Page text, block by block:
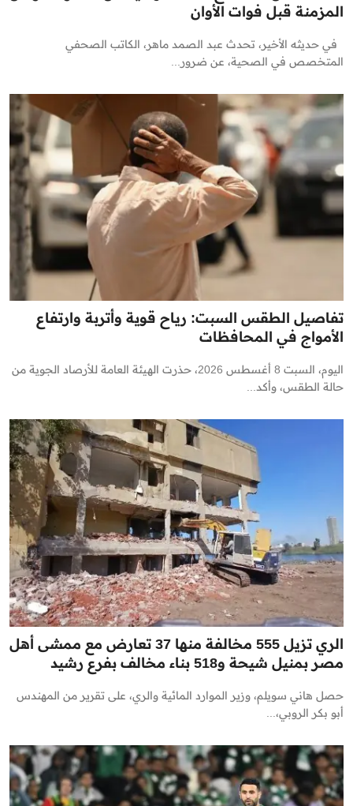
المزمنة قبل فوات الأوان
في حديثه الأخير، تحدث عبد الصمد ماهر، الكاتب الصحفي
المتخصص في الصحية، عن ضرور...
تفاصيل الطقس السبت: رياح قوية وأتربة وارتفاع
الأمواج في المحافظات
اليوم، السبت 8 أغسطس 2026، حذرت الهيئة العامة للأرصاد الجوية من
حالة الطقس، وأكد...
الري تزيل 555 مخالفة منها 37 تعارض مع ممشى أهل
مصر بمنيل شيحة و518 بناء مخالف بفرع رشيد
حصل هاني سويلم، وزير الموارد المائية والري، على تقرير من المهندس
أبو بكر الروبي،...